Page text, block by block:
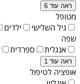
ראה עוד 6
מטופל
גיל השלישי
ילדים
שפה
אנגלית
ספרדית
ראה עוד 1
אופציה לטיפול